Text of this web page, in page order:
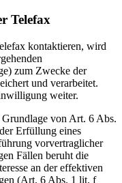
Telefax
kontaktieren, wird
zum Zwecke der
und verarbeitet.
weiter.
von Art. 6 Abs.
Erfüllung eines
vorvertraglicher
Fällen beruht die
an der effektiven
(Art. 6 Abs. 1 lit. f